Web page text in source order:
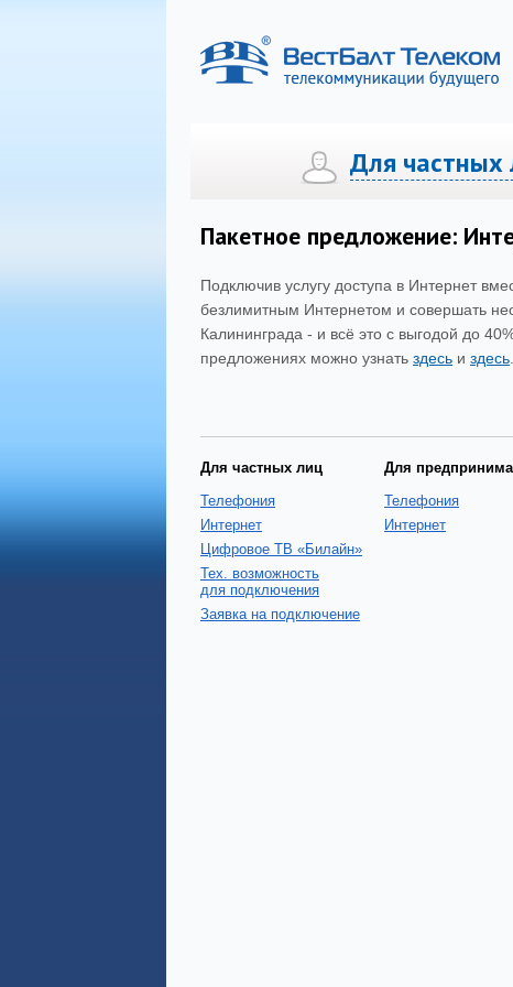
Для частных
Интернет
Интернет
Пакетное предложение:
Подключив услугу доступа в Интернет
безлимитным Интернетом и совершать
Калининграда - и всё это с выгодой до
предложениях можно узнать здесь и здесь
Для частных лиц
Телефония
Интернет
Цифровое ТВ «Билайн»
Тех. возможность
для подключения
Заявка на подключение
Для
Телефония
Интернет